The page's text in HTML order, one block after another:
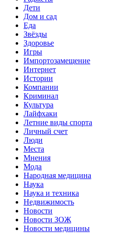
Дети
Дом и сад
Еда
Звёзды
Здоровье
Игры
Импортозамещение
Интернет
Истории
Компании
Криминал
Культура
Лайфхаки
Летние виды спорта
Личный счет
Люди
Места
Мнения
Мода
Народная медицина
Наука
Наука и техника
Недвижимость
Новости
Новости ЗОЖ
Новости медицины